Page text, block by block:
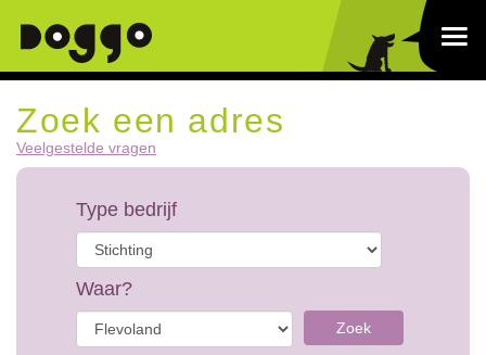
Zoek een adres
Veelgestelde vragen
Type bedrijf
Waar?
Zoek